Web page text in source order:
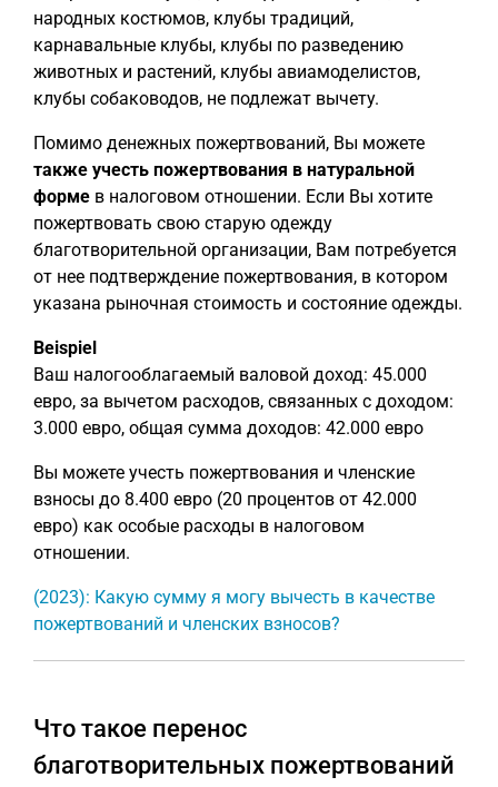
народных костюмов, клубы традиций,
карнавальные клубы, клубы по разведению
животных и растений, клубы авиамоделистов,
клубы собаководов, не подлежат вычету.
Помимо денежных пожертвований, Вы можете
также учесть пожертвования в натуральной
форме в налоговом отношении. Если Вы хотите
пожертвовать свою старую одежду
благотворительной организации, Вам потребуется
от нее подтверждение пожертвования, в котором
указана рыночная стоимость и состояние одежды.
Beispiel
Ваш налогооблагаемый валовой доход: 45.000
евро, за вычетом расходов, связанных с доходом:
3.000 евро, общая сумма доходов: 42.000 евро
Вы можете учесть пожертвования и членские
взносы до 8.400 евро (20 процентов от 42.000
евро) как особые расходы в налоговом
отношении.
(2023): Какую сумму я могу вычесть в качестве
пожертвований и членских взносов?
Что такое перенос
благотворительных пожертвований